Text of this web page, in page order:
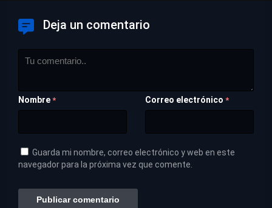
Deja un comentario
Nombre * Correo electrónico *
Guarda mi nombre, correo electrónico y web en este
navegador para la próxima vez que comente.